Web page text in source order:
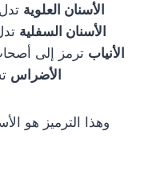
الأسنان العلوية
الأسنان السفلية
الأنياب ترمز إلى
الأضراس
وهذا الترميز هو